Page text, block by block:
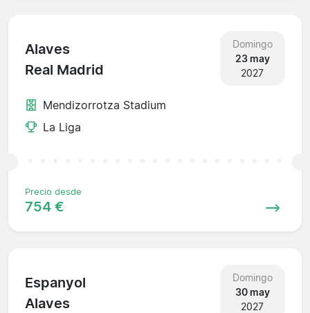
Alaves
Real Madrid
Domingo
23 may
2027
Mendizorrotza Stadium
La Liga
Precio desde
754 €
Espanyol
Alaves
Domingo
30 may
2027